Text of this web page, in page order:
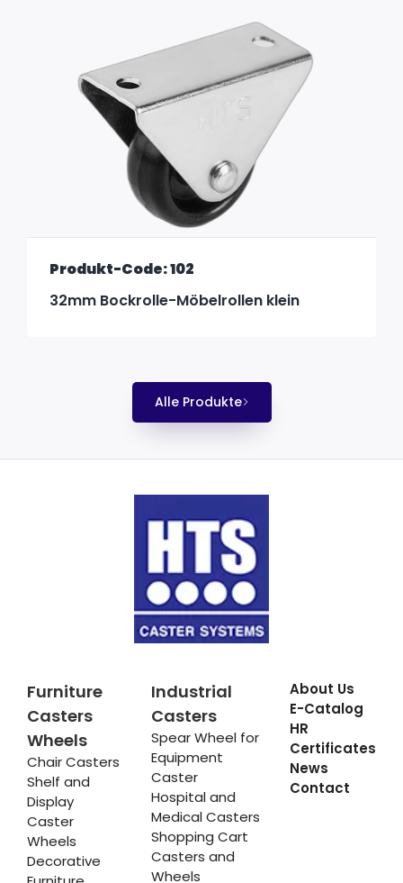
Produkt-Code: 102
32mm Bockrolle-Möbelrollen klein
Alle Produkte
Furniture
Casters
Wheels
Chair Casters
Shelf and
Display
Caster
Wheels
Decorative
Industrial
Casters
Spear Wheel for
Equipment
Caster
Hospital and
Medical Casters
Shopping Cart
Casters and
Wheels
About Us
E-Catalog
HR
Certificates
News
Contact